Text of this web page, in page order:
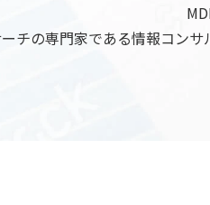
ーチの専門家である情報コン